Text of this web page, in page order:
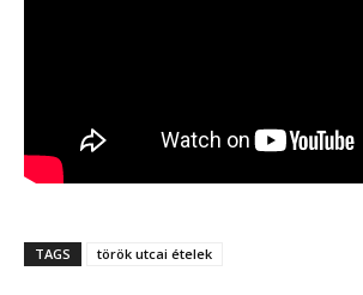
TAGS török utcai ételek